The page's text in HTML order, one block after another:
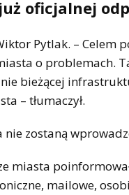
oficjalnej
Pytlak. – Celem
o problemach.
bieżącej
– tłumaczył.
nie zostaną
miasta
mailowe,